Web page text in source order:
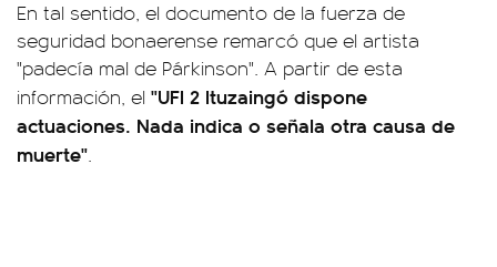
En tal sentido, el documento de la fuerza de
seguridad bonaerense remarcó que el artista
"padecía mal de Párkinson". A partir de esta
información, el "UFI 2 Ituzaingó dispone
actuaciones. Nada indica o señala otra causa de
muerte".